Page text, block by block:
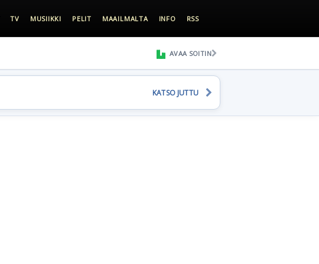
TV MUSIIKKI PELIT MAAILMALTA INFO RSS
AVAA SOITIN
KATSO JUTTU